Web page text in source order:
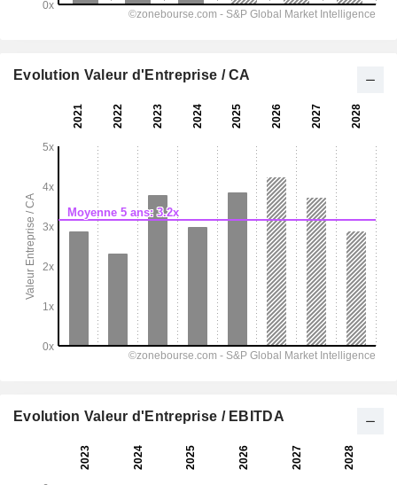
Evolution Valeur d'Entreprise / CA
Evolution Valeur d'Entreprise / EBITDA